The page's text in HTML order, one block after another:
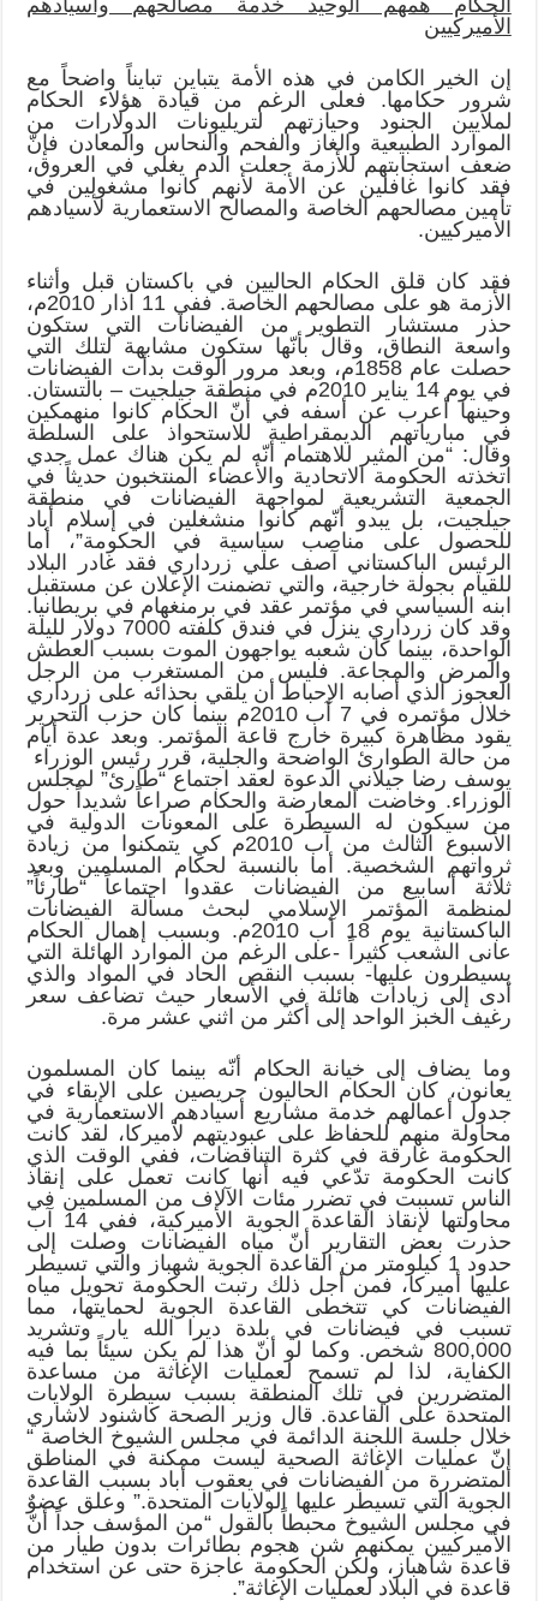
الأميركيين
إن الخير الكامن في هذه الأمة يتباين تبايناً واضحاً مع
شرور حكامها. فعلى الرغم من قيادة هؤلاء الحكام
لملايين الجنود وحيازتهم لتريليونات الدولارات من
الموارد الطبيعية والغاز والفحم والنحاس والمعادن فإنّ
ضعف استجابتهم للأزمة جعلت الدم يغلي في العروق،
فقد كانوا غافلين عن الأمة لأنهم كانوا مشغولين في
تأمين مصالحهم الخاصة والمصالح الاستعمارية لأسيادهم
الأميركيين.
فقد كان قلق الحكام الحاليين في باكستان قبل وأثناء
الأزمة هو على مصالحهم الخاصة. ففي 11 آذار 2010م،
حذر مستشار التطوير من الفيضانات التي ستكون
واسعة النطاق، وقال بأنّها ستكون مشابهة لتلك التي
حصلت عام 1858م، وبعد مرور الوقت بدأت الفيضانات
في يوم 14 يناير 2010م في منطقة جيلجيت – بالتستان.
وحينها أعرب عن أسفه في أنّ الحكام كانوا منهمكين
في مبارياتهم الديمقراطية للاستحواذ على السلطة
وقال: “من المثير للاهتمام أنّه لم يكن هناك عمل جدي
اتخذته الحكومة الاتحادية والأعضاء المنتخبون حديثاً في
الجمعية التشريعية لمواجهة الفيضانات في منطقة
جيلجيت، بل يبدو أنّهم كانوا منشغلين في إسلام أباد
للحصول على مناصب سياسية في الحكومة”، أما
الرئيس الباكستاني آصف علي زرداري فقد غادر البلاد
للقيام بجولة خارجية، والتي تضمنت الإعلان عن مستقبل
ابنه السياسي في مؤتمر عقد في برمنغهام في بريطانيا.
وقد كان زرداري ينزل في فندق كلفته 7000 دولار لليلة
الواحدة، بينما كان شعبه يواجهون الموت بسبب العطش
والمرض والمجاعة. فليس من المستغرب من الرجل
العجوز الذي أصابه الإحباط أن يلقي بحذائه على زرداري
خلال مؤتمره في 7 آب 2010م بينما كان حزب التحرير
يقود مظاهرة كبيرة خارج قاعة المؤتمر. وبعد عدة أيام
من حالة الطوارئ الواضحة والجلية، قرر رئيس الوزراء
يوسف رضا جيلاني الدعوة لعقد اجتماع “طارئ” لمجلس
الوزراء. وخاضت المعارضة والحكام صراعاً شديداً حول
من سيكون له السيطرة على المعونات الدولية في
الأسبوع الثالث من آب 2010م كي يتمكنوا من زيادة
ثرواتهم الشخصية. أما بالنسبة لحكام المسلمين وبعد
ثلاثة أسابيع من الفيضانات عقدوا اجتماعاً “طارئاً”
لمنظمة المؤتمر الإسلامي لبحث مسألة الفيضانات
الباكستانية يوم 18 آب 2010م. وبسبب إهمال الحكام
عانى الشعب كثيراً -على الرغم من الموارد الهائلة التي
يسيطرون عليها- بسبب النقص الحاد في المواد والذي
أدى إلى زيادات هائلة في الأسعار حيث تضاعف سعر
رغيف الخبز الواحد إلى أكثر من اثني عشر مرة.
وما يضاف إلى خيانة الحكام أنّه بينما كان المسلمون
يعانون، كان الحكام الحاليون حريصين على الإبقاء في
جدول أعمالهم خدمة مشاريع أسيادهم الاستعمارية في
محاولة منهم للحفاظ على عبوديتهم لأميركا، لقد كانت
الحكومة غارقة في كثرة التناقضات، ففي الوقت الذي
كانت الحكومة تدّعي فيه أنها كانت تعمل على إنقاذ
الناس تسببت في تضرر مئات الآلاف من المسلمين في
محاولتها لإنقاذ القاعدة الجوية الأميركية، ففي 14 آب
حذرت بعض التقارير أنّ مياه الفيضانات وصلت إلى
حدود 1 كيلومتر من القاعدة الجوية شهباز والتي تسيطر
عليها أميركا، فمن أجل ذلك رتبت الحكومة تحويل مياه
الفيضانات كي تتخطى القاعدة الجوية لحمايتها، مما
تسبب في فيضانات في بلدة ديرا الله يار وتشريد
800,000 شخص. وكما لو أنّ هذا لم يكن سيئاً بما فيه
الكفاية، لذا لم تسمح لعمليات الإغاثة من مساعدة
المتضررين في تلك المنطقة بسبب سيطرة الولايات
المتحدة على القاعدة. قال وزير الصحة كاشنود لاشاري
خلال جلسة اللجنة الدائمة في مجلس الشيوخ الخاصة “
إنّ عمليات الإغاثة الصحية ليست ممكنة في المناطق
المتضررة من الفيضانات في يعقوب أباد بسبب القاعدة
الجوية التي تسيطر عليها الولايات المتحدة.” وعلق عضوٌ
في مجلس الشيوخ محبطاً بالقول “من المؤسف جداً أنّ
الأميركيين يمكنهم شن هجوم بطائرات بدون طيار من
قاعدة شاهباز، ولكن الحكومة عاجزة حتى عن استخدام
قاعدة في البلاد لعمليات الإغاثة”.